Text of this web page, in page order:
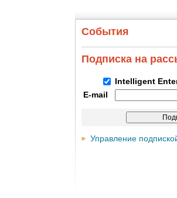
События
Подписка на
Intelligent
E-mail
Управление